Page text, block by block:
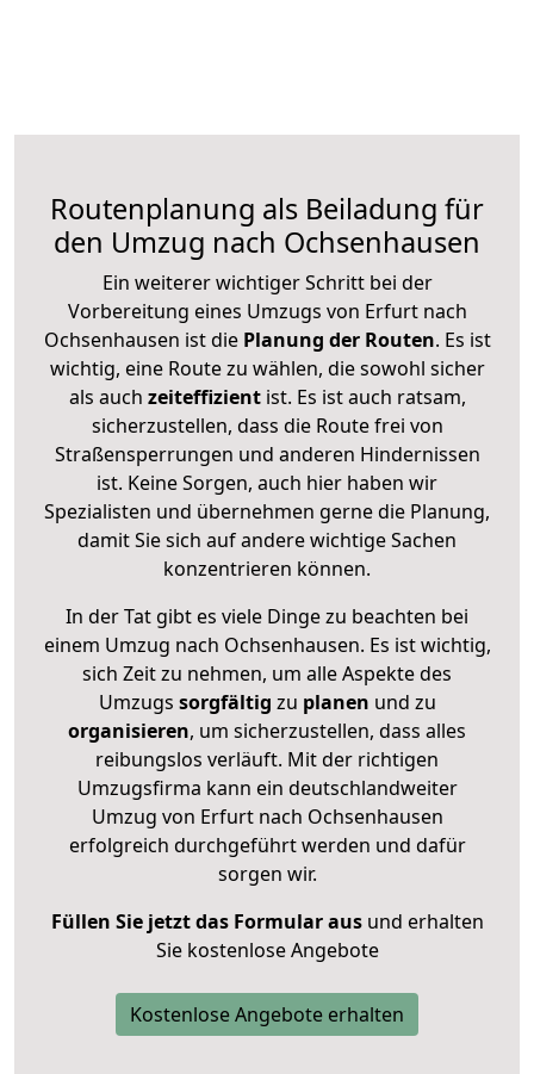
Routenplanung als Beiladung für
den Umzug nach Ochsenhausen
Ein weiterer wichtiger Schritt bei der
Vorbereitung eines Umzugs von Erfurt nach
Ochsenhausen ist diePlanung der Routen. Es ist
wichtig, eine Route zu wählen, die sowohl sicher
als auch zeiteffizientist. Es ist auch ratsam,
sicherzustellen, dass die Route frei von
Straßensperrungen und anderen Hindernissen
ist. Keine Sorgen, auch hier haben wir
Spezialisten und übernehmen gerne die Planung,
damit Sie sich auf andere wichtige Sachen
konzentrieren können.
In der Tat gibt es viele Dinge zu beachten bei
einem Umzug nach Ochsenhausen. Es ist wichtig,
sich Zeit zu nehmen, um alle Aspekte des
Umzugs sorgfältig zu planen und zu
organisieren, um sicherzustellen, dass alles
reibungslos verläuft. Mit der richtigen
Umzugsfirma kann ein deutschlandweiter
Umzug von Erfurt nach Ochsenhausen
erfolgreich durchgeführt werden und dafür
sorgen wir.
Füllen Sie jetzt das Formular ausund erhalten
Sie kostenlose Angebote
Kostenlose Angebote erhalten